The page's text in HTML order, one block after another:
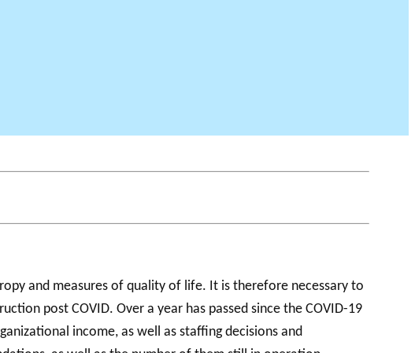
and measures of quality of life. It is therefore necessary to
post COVID. Over a year has passed since the COVID-19
income, as well as staffing decisions and